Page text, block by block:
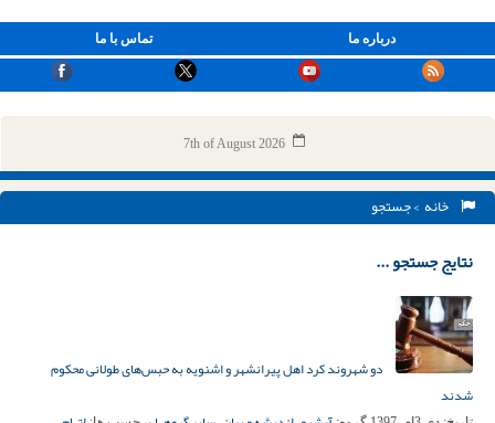
تماس با ما درباره ما
7th of August 2026
خانه > جستجو
نتایج جستجو ...
دو شهروند کرد اهل پیرانشهر و اشنویه به حبس‌های طولانی محکوم
شدند